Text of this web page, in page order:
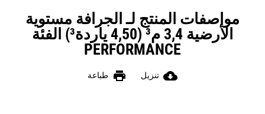
مواصفات المنتج لـ ‏‫الجرافة مستوية
الأرضية 3,4 م³ (4,50 ياردة³) الفئة
PERFORMANCE
cloud_download تنزيل print طباعة